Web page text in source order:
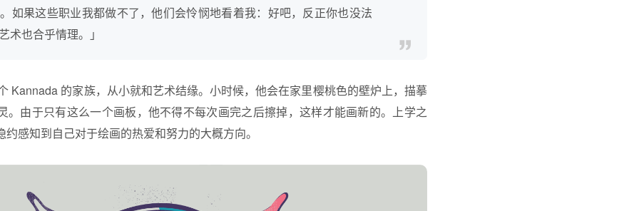
如果这些职业我都做不了，他们会怜悯地看着我：好吧，反正你也没法
术也合乎情理。」
Kannada 的家族，从小就和艺术结缘。小时候，他会在家里樱桃色的壁炉上，描摹
。由于只有这么一个画板，他不得不每次画完之后擦掉，这样才能画新的。上学之
感知到自己对于绘画的热爱和努力的大概方向。